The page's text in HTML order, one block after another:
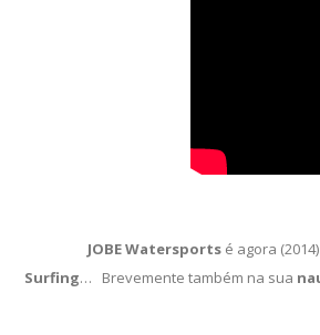
JOBE Watersports é agora
Surfing… Brevemente também na sua